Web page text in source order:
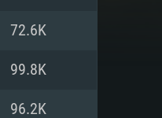
72.6K
99.8K
96.2K